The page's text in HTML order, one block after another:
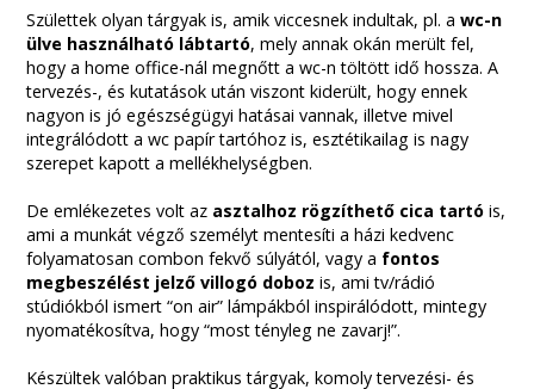
Születtek olyan tárgyak is, amik viccesnek indultak, pl. awc-n
ülve használható lábtartó, mely annak okán merült fel,
hogy a home office-nál megnőtt a wc-n töltött idő hossza. A
tervezés-, és kutatások után viszont kiderült, hogy ennek
nagyon is jó egészségügyi hatásai vannak, illetve mivel
integrálódott a wc papír tartóhoz is, esztétikailag is nagy
szerepet kapott a mellékhelységben.
De emlékezetes volt az asztalhoz rögzíthető cica tartó is,
ami a munkát végző személyt mentesíti a házi kedvenc
folyamatosan combon fekvő súlyától, vagy a fontos
megbeszélést jelző villogó doboz is, ami tv/rádió
stúdiókból ismert “on air” lámpákból inspirálódott, mintegy
nyomatékosítva, hogy “most tényleg ne zavarj!”.
Készültek valóban praktikus tárgyak, komoly tervezési- és